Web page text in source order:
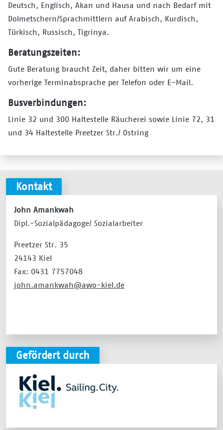
Deutsch, Englisch, Akan und Hausa und nach Bedarf mit
Dolmetschern/Sprachmittlern auf Arabisch, Kurdisch,
Türkisch, Russisch, Tigrinya.
Beratungszeiten:
Gute Beratung braucht Zeit, daher bitten wir um eine
vorherige Terminabsprache per Telefon oder E-Mail.
Busverbindungen:
Linie 32 und 300 Haltestelle Räucherei sowie Linie 72, 31
und 34 Haltestelle Preetzer Str./ Ostring
Kontakt
John Amankwah
Dipl.-Sozialpädagoge/ Sozialarbeiter
Preetzer Str. 35
24143 Kiel
Fax: 0431 7757048
john.amankwah@awo-kiel.de
Gefördert durch